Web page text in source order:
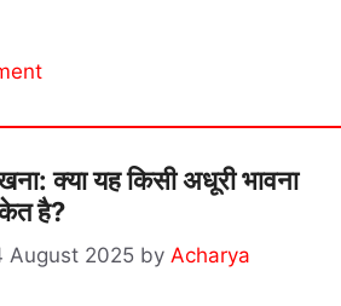
क्या यह किसी अधूरी भावना
है?
August 2025 by Acharya